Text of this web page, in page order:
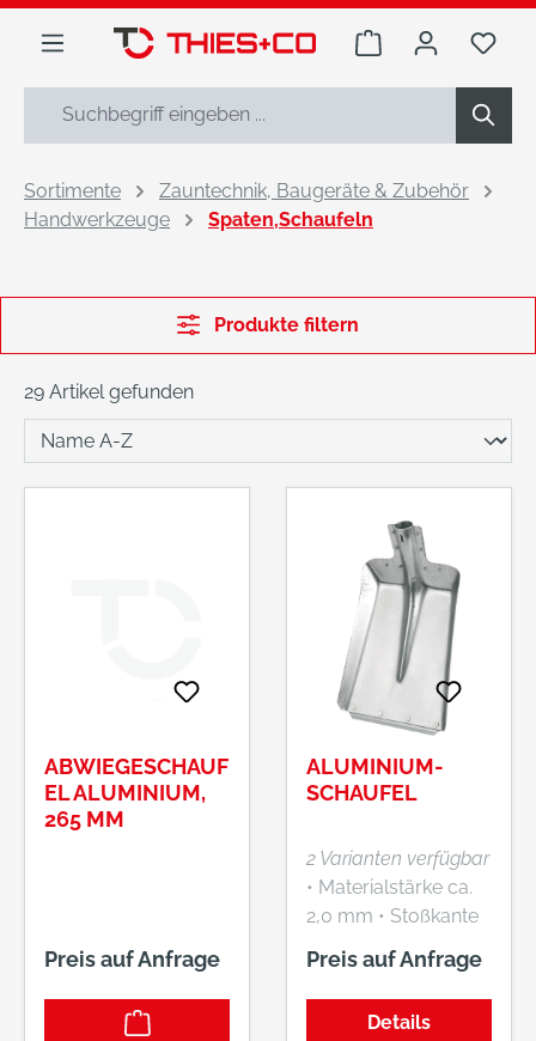
springen
Warenkorb Du
Sortimente
Zauntechnik, Baugeräte & Zubehör
Handwerkzeuge
Spaten,Schaufeln
Produkte filtern
29 Artikel gefunden
ABWIEGESCHAUF
EL ALUMINIUM,
265 MM
Preis auf Anfrage
ALUMINIUM-
SCHAUFEL
2 Varianten verfügbar
• Materialstärke ca.
2,0 mm • Stoßkante
verzinkt Lieferung:
Ohne Stiel.
Preis auf Anfrage
Details